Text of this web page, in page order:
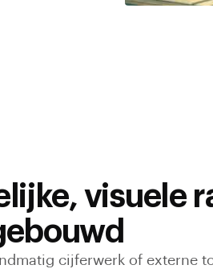
visuele
cijferwerk of externe